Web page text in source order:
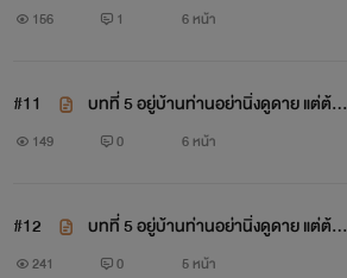
อ (2)
156 1 6 หน้า
#11
บทที่ 5 อยู่บ้านท่านอย่านิ่งดูดาย แต่ต้อง
ปั้น 'ควาย' ให้ลูกท่านเล่น (1)
149 0 6 หน้า
#12
บทที่ 5 อยู่บ้านท่านอย่านิ่งดูดาย แต่ต้อง
ปั้น 'ควาย' ให้ลูกท่านเล่น (2) + แจ้งการ
241 0 5 หน้า